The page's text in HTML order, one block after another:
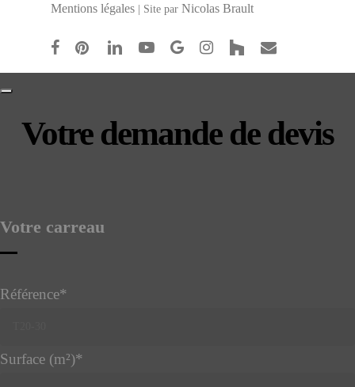
Mentions légales | Site par Nicolas Brault
facebookpinterestlinkedinyoutubegoogle-instagram
houzz email
Votre demande de devis
Votre carreau
Référence*
Surface (m²)*